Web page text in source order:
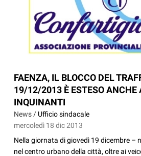
FAENZA, IL BLOCCO DEL
19/12/2013 È ESTESO ANCHE
INQUINANTI
News / Ufficio sindacale
mercoledì 18 dic 2013
Nella giornata di giovedì 19 dicembre –
nel centro urbano della città, oltre ai